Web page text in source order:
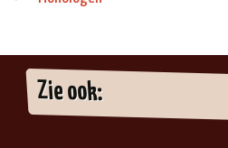
Zie ook: